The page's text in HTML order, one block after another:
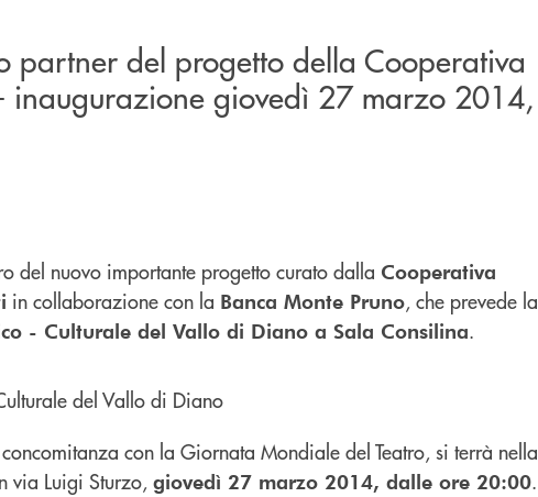
partner del progetto della Cooperativa
inaugurazione giovedì 27 marzo 2014,
del nuovo importante progetto curato dalla Cooperativa
in collaborazione con la Banca Monte Pruno, che prevede la
- Culturale del Vallo di Diano a Sala Consilina.
con la Giornata Mondiale del Teatro, si terrà nella
via Luigi Sturzo, giovedì 27 marzo 2014, dalle ore 20:00.